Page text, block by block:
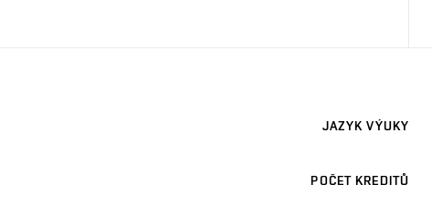
JAZYK VÝUKY
POČET KREDITŮ